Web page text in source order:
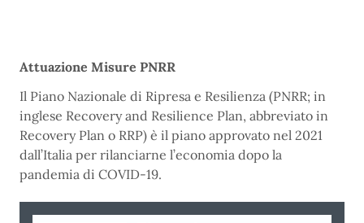
Attuazione Misure PNRR
Il Piano Nazionale di Ripresa e Resilienza (PNRR; in
inglese Recovery and Resilience Plan, abbreviato in
Recovery Plan o RRP) è il piano approvato nel 2021
dall’Italia per rilanciarne l’economia dopo la
pandemia di COVID-19.